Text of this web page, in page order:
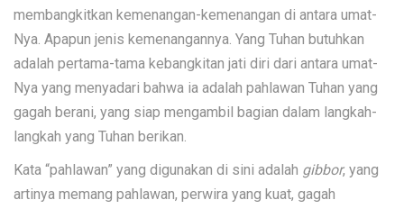
membangkitkan kemenangan-kemenangan di antara umat-
Nya. Apapun jenis kemenangannya. Yang Tuhan butuhkan
adalah pertama-tama kebangkitan jati diri dari antara umat-
Nya yang menyadari bahwa ia adalah pahlawan Tuhan yang
gagah berani, yang siap mengambil bagian dalam langkah-
langkah yang Tuhan berikan.
Kata “pahlawan” yang digunakan di sini adalah gibbor, yang
artinya memang pahlawan, perwira yang kuat, gagah